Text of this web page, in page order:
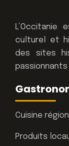
L’Occitanie
culturel et
des sites
Cuisine
Produits